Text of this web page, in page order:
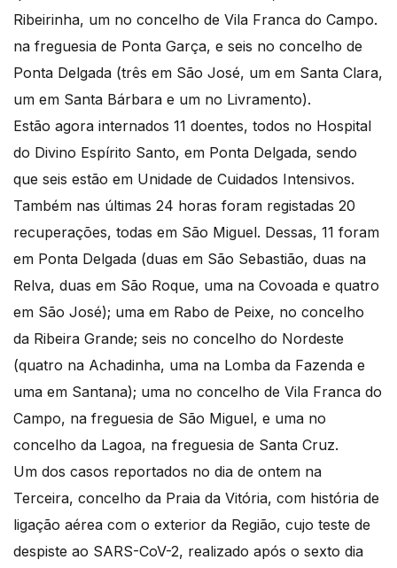
Ribeirinha, um no concelho de Vila Franca do Campo.
na freguesia de Ponta Garça, e seis no concelho de
Ponta Delgada (três em São José, um em Santa Clara,
um em Santa Bárbara e um no Livramento).
Estão agora internados 11 doentes, todos no Hospital
do Divino Espírito Santo, em Ponta Delgada, sendo
que seis estão em Unidade de Cuidados Intensivos.
Também nas últimas 24 horas foram registadas 20
recuperações, todas em São Miguel. Dessas, 11 foram
em Ponta Delgada (duas em São Sebastião, duas na
Relva, duas em São Roque, uma na Covoada e quatro
em São José); uma em Rabo de Peixe, no concelho
da Ribeira Grande; seis no concelho do Nordeste
(quatro na Achadinha, uma na Lomba da Fazenda e
uma em Santana); uma no concelho de Vila Franca do
Campo, na freguesia de São Miguel, e uma no
concelho da Lagoa, na freguesia de Santa Cruz.
Um dos casos reportados no dia de ontem na
Terceira, concelho da Praia da Vitória, com história de
ligação aérea com o exterior da Região, cujo teste de
despiste ao SARS-CoV-2, realizado após o sexto dia